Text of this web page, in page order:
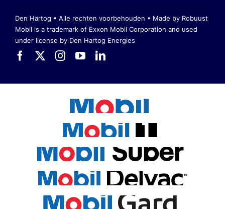
Den Hartog • Alle rechten voorbehouden • Made by Robuust
Mobil is a trademark of Exxon Mobil Corporation and used
under license by Den Hartog Energies